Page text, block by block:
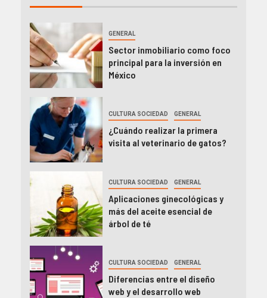
GENERAL
Sector inmobiliario como foco
principal para la inversión en
México
CULTURA SOCIEDAD GENERAL
¿Cuándo realizar la primera
visita al veterinario de gatos?
CULTURA SOCIEDAD GENERAL
Aplicaciones ginecológicas y
más del aceite esencial de
árbol de té
CULTURA SOCIEDAD GENERAL
Diferencias entre el diseño
web y el desarrollo web